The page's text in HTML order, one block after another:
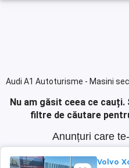
Audi A1 Autoturisme - Masini
Nu am găsit ceea ce cauți.
filtre de căutare
Anunțuri care
Volvo